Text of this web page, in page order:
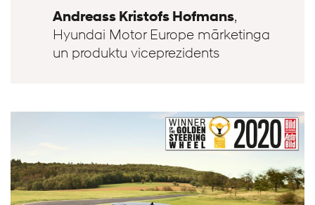
Andreass Kristofs Hofmans,
Hyundai Motor Europe mārketinga
un produktu viceprezidents